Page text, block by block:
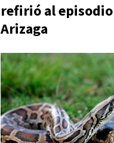
refirió al episodio
Arizaga